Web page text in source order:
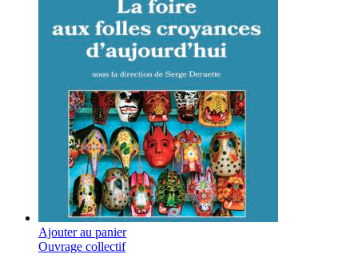
Ajouter au panier
Ouvrage collectif